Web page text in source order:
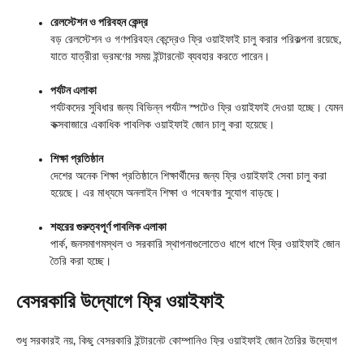
রেলস্টেশন ও পরিবহন কেন্দ্র
বড় রেলস্টেশন ও গণপরিবহন কেন্দ্রেও ফ্রি ওয়াইফাই চালু করার পরিকল্পনা রয়েছে,
যাতে যাত্রীরা ভ্রমণের সময় ইন্টারনেট ব্যবহার করতে পারেন।
পর্যটন এলাকা
পর্যটকদের সুবিধার জন্য বিভিন্ন পর্যটন স্পটেও ফ্রি ওয়াইফাই দেওয়া হচ্ছে। যেমন
কক্সবাজারে একাধিক পাবলিক ওয়াইফাই জোন চালু করা হয়েছে।
শিক্ষা প্রতিষ্ঠান
দেশের অনেক শিক্ষা প্রতিষ্ঠানে শিক্ষার্থীদের জন্য ফ্রি ওয়াইফাই সেবা চালু করা
হয়েছে। এর মাধ্যমে অনলাইন শিক্ষা ও গবেষণার সুযোগ বাড়ছে।
শহরের গুরুত্বপূর্ণ পাবলিক এলাকা
পার্ক, জনসমাগমস্থল ও সরকারি স্থাপনাগুলোতেও ধাপে ধাপে ফ্রি ওয়াইফাই জোন
তৈরি করা হচ্ছে।
বেসরকারি উদ্যোগে ফ্রি ওয়াইফাই
শুধু সরকারই নয়, কিছু বেসরকারি ইন্টারনেট কোম্পানিও ফ্রি ওয়াইফাই জোন তৈরির উদ্যোগ